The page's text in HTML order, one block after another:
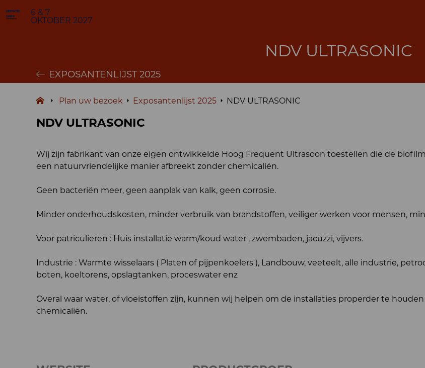
6 & 7
OKTOBER 2027
NDV ULTRASONIC
EXPOSANTENLIJST 2025
Plan uw bezoek Exposantenlijst 2025 NDV ULTRASONIC
NDV ULTRASONIC
Wij zijn fabrikant van onze eigen ontwikkelde Hoog Frequent Ultrasoon toestellen die de
een natuurvriendelijke manier afbreekt zonder chemicaliën.
Geen bacteriën meer, geen aanplak van kalk, geen corrosie.
Minder onderhoudskosten, minder verbruik van brandstoffen, veiliger werken voor mensen,
Voor patriculieren : Huis installatie warm/koud water , zwembaden, jacuzzi, vijvers.
Industrie : Warmte wisselaars ( Platen of pijpenkoelers ), Landbouw, veeteelt, alle industrie,
boten, koeltorens, opslagtanken, proceswater enz
Overal waar water, of vloeistoffen zijn, kunnen wij helpen om de installaties properder te
chemicaliën.